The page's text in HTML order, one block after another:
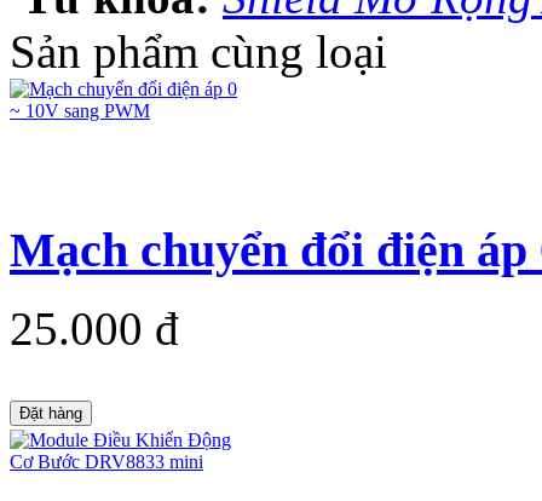
Sản phẩm cùng loại
Mạch chuyển đổi điện
25.000 đ
Đặt hàng